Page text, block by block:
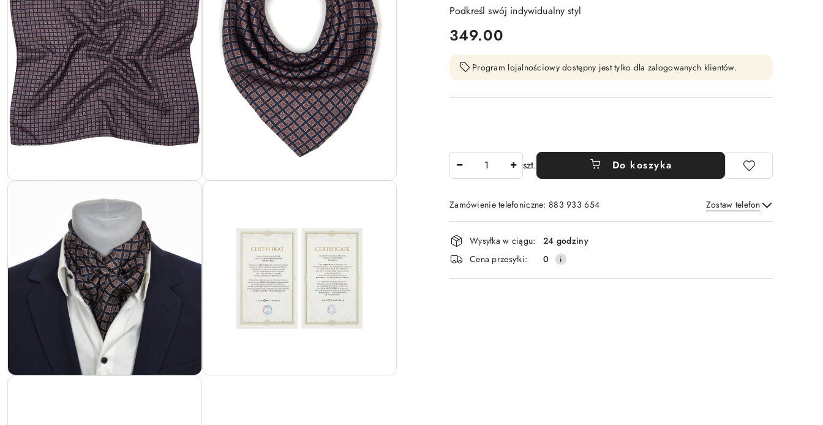
Podkreśl swój indywidualny styl
cena:
349.00
Program lojalnościowy dostępny jest tylko dla zalogowanych klientów.
szt. Do koszyka
Zamówienie telefoniczne: 883 933 654 Zostaw telefon
Wyślij
Dostępność
i
dostawa
Wysyłka w ciągu:
24 godziny
Cena przesyłki:
0